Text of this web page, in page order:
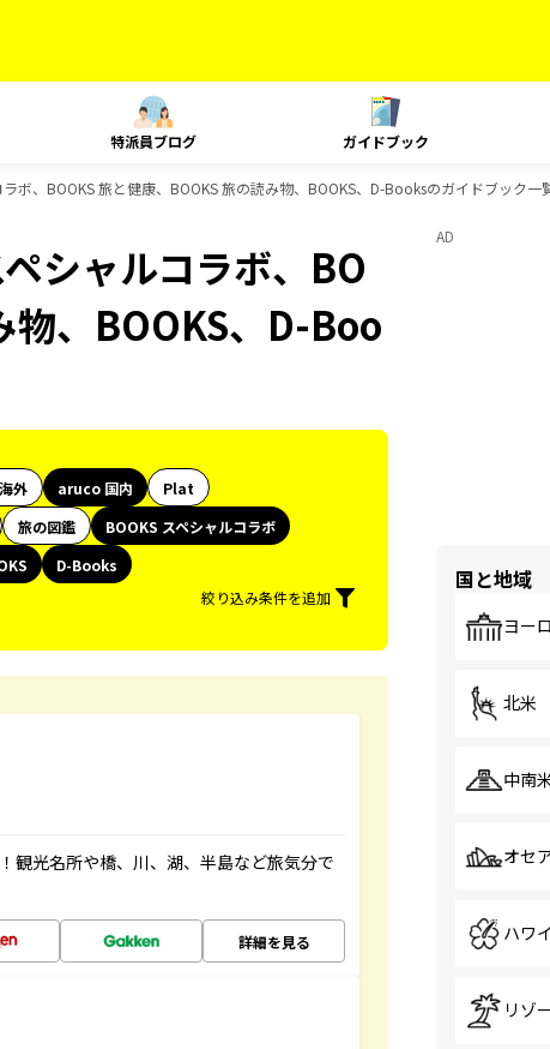
特派員ブログ ガイドブック
ボ、BOOKS 旅と健康、BOOKS 旅の読み物、BOOKS、D-Booksのガイドブック一
シャルコラボ、BO
物、BOOKS、D-Boo
外 aruco 国内
Plat
旅の図鑑
BOOKS スペシャルコラボ
D-Books
絞り込み条件を追加
観光名所や橋、川、湖、半島など旅気分で
詳細を見る
AD
国と地域
ヨー
北米
中南
オセ
ハワイ
リゾ